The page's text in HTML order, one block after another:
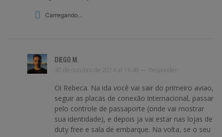
Carregando...
DIEGO M.
30 de outubro de 2014 at 16:48 — Responder
Oi Rebeca. Na ida você vai sair do primeiro aviao,
seguir as placas de conexão internacional, passar
pelo controle de passaporte (onde vai mostrar
sua identidade), e depois ja vai estar nas lojas de
duty free e sala de embarque. Na volta, se o seu